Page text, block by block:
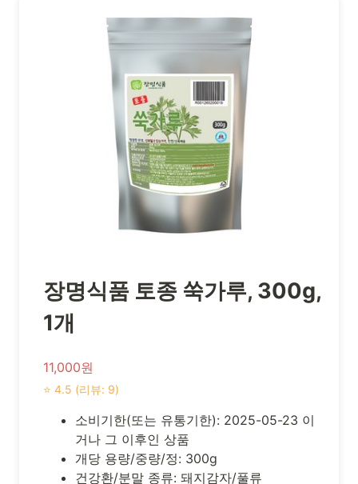
장명식품 토종 쑥가루, 300g,
1개
11,000원
⭐ 4.5 (리뷰: 9)
소비기한(또는 유통기한): 2025-05-23 이
거나 그 이후인 상품
개당 용량/중량/정: 300g
건강환/분말 종류: 돼지감자/풀류